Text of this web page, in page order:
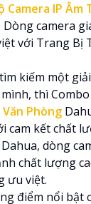
Camera IP Âm
Dòng camera
với Trang Bị
kiếm một
thì Combo
Phòng
cam kết chất
dòng
chất lượng
ưu việt.
điểm nổi bật